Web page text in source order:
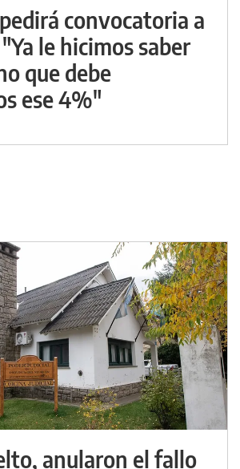
convocatoria a
le hicimos saber
que debe
ese 4%"
anularon el fallo